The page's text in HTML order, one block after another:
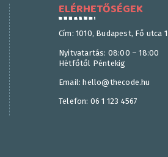
ELÉRHETŐSÉGEK
Cím: 1010, Budapest, Fő utca 1
Nyitvatartás: 08:00 – 18:00
Hétfőtől Péntekig
Email: hello@thecode.hu
Telefon: 06 1 123 4567